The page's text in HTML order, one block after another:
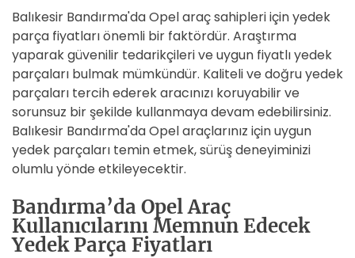
Balıkesir Bandırma'da Opel araç sahipleri için yedek
parça fiyatları önemli bir faktördür. Araştırma
yaparak güvenilir tedarikçileri ve uygun fiyatlı yedek
parçaları bulmak mümkündür. Kaliteli ve doğru yedek
parçaları tercih ederek aracınızı koruyabilir ve
sorunsuz bir şekilde kullanmaya devam edebilirsiniz.
Balıkesir Bandırma'da Opel araçlarınız için uygun
yedek parçaları temin etmek, sürüş deneyiminizi
olumlu yönde etkileyecektir.
Bandırma’da Opel Araç
Kullanıcılarını Memnun Edecek
Yedek Parça Fiyatları